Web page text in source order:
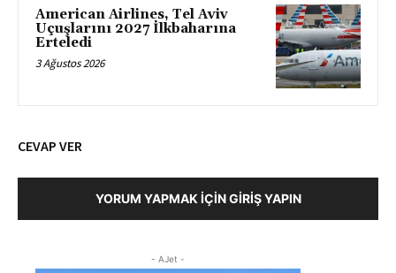
American Airlines, Tel Aviv
Uçuşlarını 2027 İlkbaharına
Erteledi
3 Ağustos 2026
CEVAP VER
YORUM YAPMAK İÇIN GIRIŞ YAPIN
- AJet -